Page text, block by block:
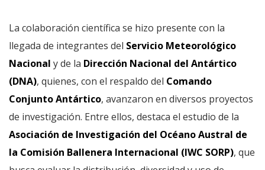
La colaboración científica se hizo presente con la
llegada de integrantes del Servicio Meteorológico
Nacional y de la Dirección Nacional del Antártico
(DNA), quienes, con el respaldo del Comando
Conjunto Antártico, avanzaron en diversos proyectos
de investigación. Entre ellos, destaca el estudio de la
Asociación de Investigación del Océano Austral de
la Comisión Ballenera Internacional (IWC SORP), que